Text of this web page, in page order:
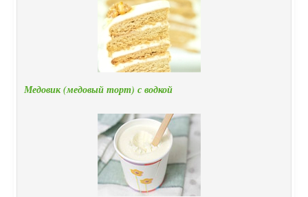
Медовик (медовый торт) с водкой